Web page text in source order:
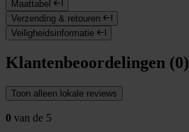
Maattabel
Verzending & retouren
Veiligheidsinformatie
Klantenbeoordelingen (0)
Toon alleen lokale reviews
0 van de 5